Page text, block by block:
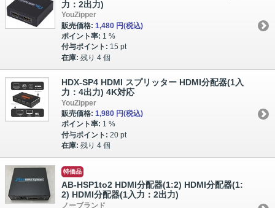
力：2出力)
YouZipper
販売価格: 1,480 円(税込)
ポイント率: 1 %
付与ポイント: 15 pt
在庫: 残り 4 個
HDX-SP4 HDMI スプリッター HDMI分配器(1入
力：4出力) 4K対応
YouZipper
販売価格: 1,980 円(税込)
ポイント率: 1 %
付与ポイント: 20 pt
在庫: 残り 4 個
特価品
AB-HSP1to2 HDMI分配器(1:2) HDMI分配器(1:
2) HDMI分配器(1入力：2出力)
ノーブランド